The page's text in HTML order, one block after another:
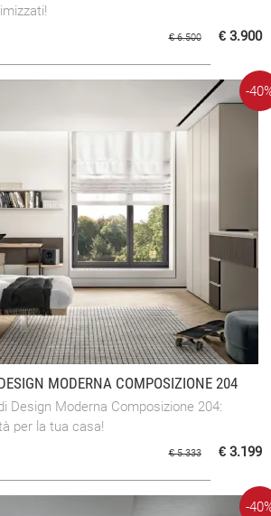
€ 6.500 € 3.900
MODERNA COMPOSIZIONE 204
Design Moderna Composizione 204:
per la tua casa!
-
€ 5.333 € 3.199
-